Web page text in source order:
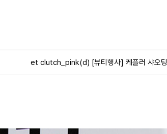
et clutch_pink(d) [뷰티행사] 케플러 샤오팅